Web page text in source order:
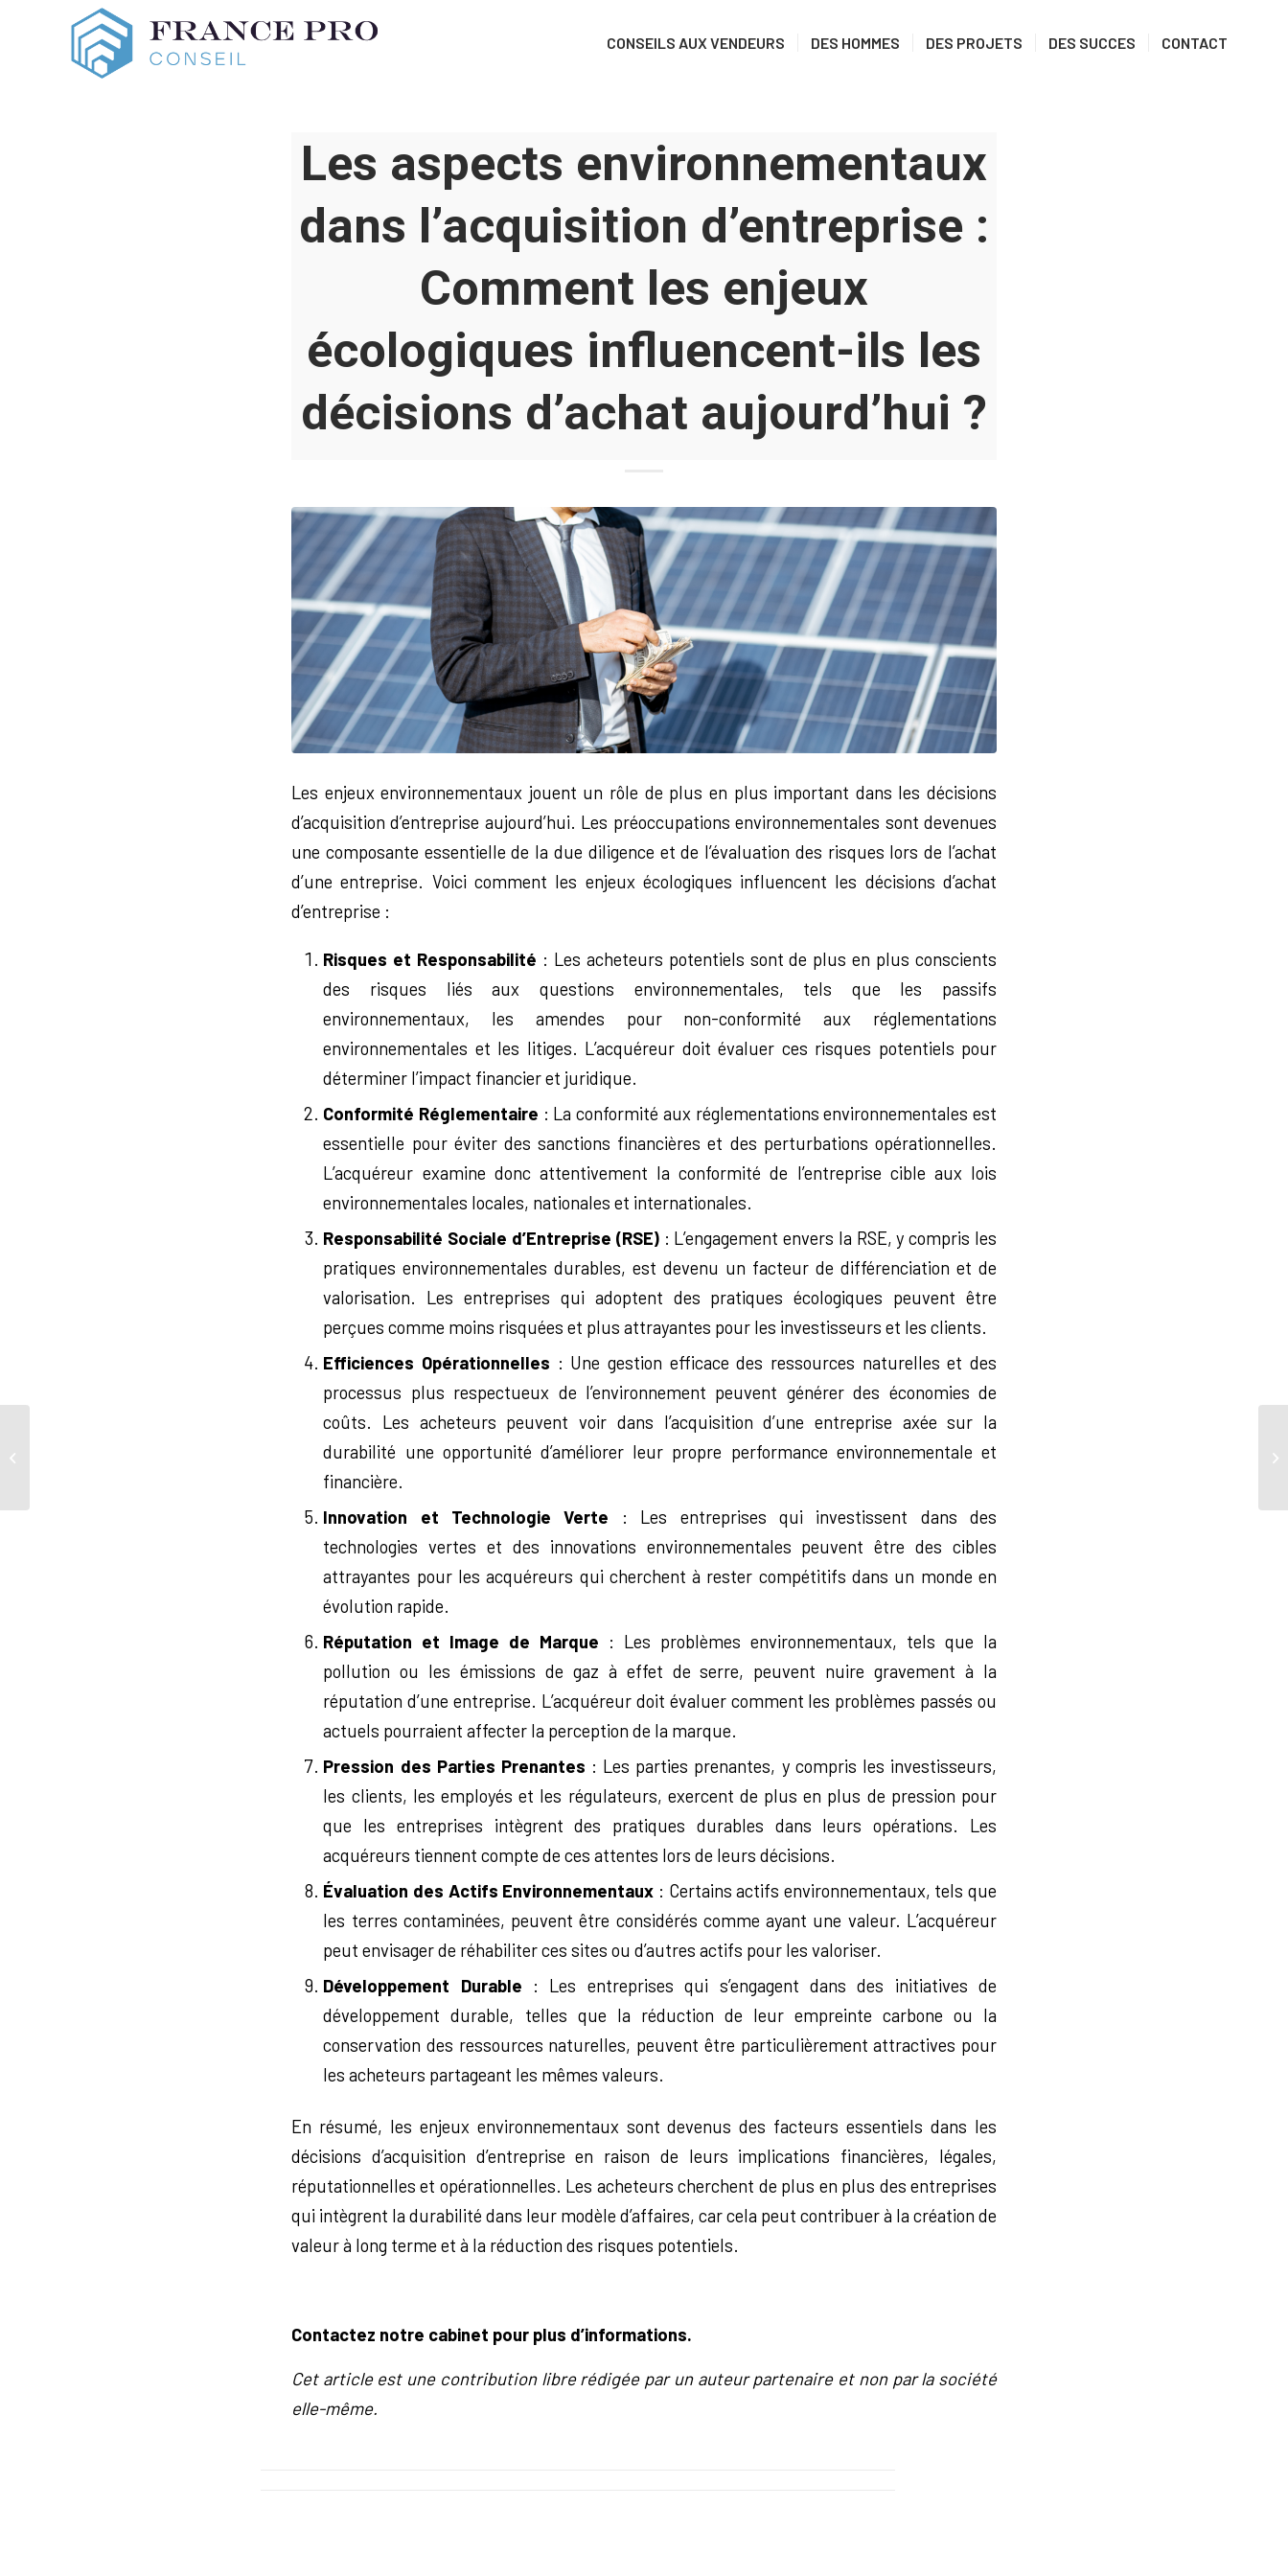
CONSEILS AUX VENDEURS DES HOMMES DES PROJETS DES SUCCES CONTACT
Les aspects environnementaux
dans l’acquisition d’entreprise :
Comment les enjeux
écologiques influencent-ils les
décisions d’achat aujourd’hui ?
Les enjeux environnementaux jouent un rôle de plus en plus important dans les décisions
d’acquisition d’entreprise aujourd’hui. Les préoccupations environnementales sont devenues
une composante essentielle de la due diligence et de l’évaluation des risques lors de l’achat
d’une entreprise. Voici comment les enjeux écologiques influencent les décisions d’achat
d’entreprise :
Risques et Responsabilité : Les acheteurs potentiels sont de plus en plus conscients
des risques liés aux questions environnementales, tels que les passifs
environnementaux, les amendes pour non-conformité aux réglementations
environnementales et les litiges. L’acquéreur doit évaluer ces risques potentiels pour
déterminer l’impact financier et juridique.
Conformité Réglementaire : La conformité aux réglementations environnementales est
essentielle pour éviter des sanctions financières et des perturbations opérationnelles.
L’acquéreur examine donc attentivement la conformité de l’entreprise cible aux lois
environnementales locales, nationales et internationales.
Responsabilité Sociale d’Entreprise (RSE): L’engagement envers la RSE, y compris les
pratiques environnementales durables, est devenu un facteur de différenciation et de
valorisation. Les entreprises qui adoptent des pratiques écologiques peuvent être
perçues comme moins risquées et plus attrayantes pour les investisseurs et les clients.
Efficiences Opérationnelles : Une gestion efficace des ressources naturelles et des
processus plus respectueux de l’environnement peuvent générer des économies de
coûts. Les acheteurs peuvent voir dans l’acquisition d’une entreprise axée sur la
durabilité une opportunité d’améliorer leur propre performance environnementale et
financière.
Innovation et Technologie Verte : Les entreprises qui investissent dans des
technologies vertes et des innovations environnementales peuvent être des cibles
attrayantes pour les acquéreurs qui cherchent à rester compétitifs dans un monde en
évolution rapide.
Réputation et Image de Marque : Les problèmes environnementaux, tels que la
pollution ou les émissions de gaz à effet de serre, peuvent nuire gravement à la
réputation d’une entreprise. L’acquéreur doit évaluer comment les problèmes passés ou
actuels pourraient affecter la perception de la marque.
Pression des Parties Prenantes : Les parties prenantes, y compris les investisseurs,
les clients, les employés et les régulateurs, exercent de plus en plus de pression pour
que les entreprises intègrent des pratiques durables dans leurs opérations. Les
acquéreurs tiennent compte de ces attentes lors de leurs décisions.
Évaluation des Actifs Environnementaux : Certains actifs environnementaux, tels que
les terres contaminées, peuvent être considérés comme ayant une valeur. L’acquéreur
peut envisager de réhabiliter ces sites ou d’autres actifs pour les valoriser.
Développement Durable : Les entreprises qui s’engagent dans des initiatives de
développement durable, telles que la réduction de leur empreinte carbone ou la
conservation des ressources naturelles, peuvent être particulièrement attractives pour
les acheteurs partageant les mêmes valeurs.
En résumé, les enjeux environnementaux sont devenus des facteurs essentiels dans les
décisions d’acquisition d’entreprise en raison de leurs implications financières, légales,
réputationnelles et opérationnelles. Les acheteurs cherchent de plus en plus des entreprises
qui intègrent la durabilité dans leur modèle d’affaires, car cela peut contribuer à la création de
valeur à long terme et à la réduction des risques potentiels.
Contactez notre cabinet pour plus d’informations.
Cet article est une contribution libre rédigée par un auteur partenaire et non par la société
elle-même.